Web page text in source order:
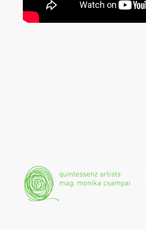
quintessenz artists
mag. monika csampai